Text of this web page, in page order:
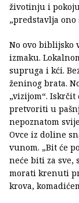
životinju i
„predstavlja ono
No ovo biblijsko
izmaku.
supruga i kći.
ženinog brata.
„vizijom“. Iskrčit
pretvoriti u
nepoznatom
Ovce iz doline
vunom. „Bit će
neće biti za sve,
morati krenuti
krova,